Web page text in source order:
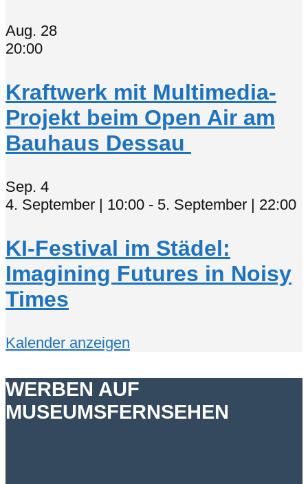
Aug. 28
20:00
Kraftwerk mit Multimedia-
Projekt beim Open Air am
Bauhaus Dessau
Sep. 4
4. September | 10:00 - 5. September | 22:00
KI-Festival im Städel:
Imagining Futures in Noisy
Times
Kalender anzeigen
WERBEN AUF
MUSEUMSFERNSEHEN